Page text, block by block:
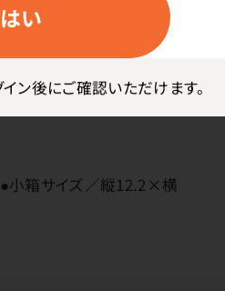
はい
ン後にご確認いただけます。
小箱サイズ／縦12.2×横